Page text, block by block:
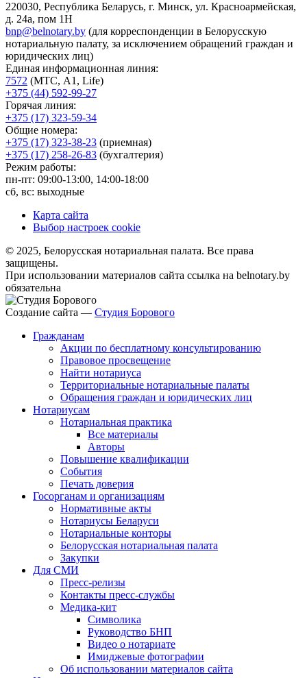
220030, Республика Беларусь, г. Минск, ул. Красноармейская,
д. 24а, пом 1Н
bnp@belnotary.by (для корреспонденции в Белорусскую
нотариальную палату, за исключением обращений граждан и
юридических лиц)
Единая информационная линия:
7572 (МТС, A1, Life)
+375 (44) 592-99-27
Горячая линия:
+375 (17) 323-59-34
Общие номера:
+375 (17) 323-38-23 (приемная)
+375 (17) 258-26-83 (бухгалтерия)
Режим работы:
пн-пт: 09:00-13:00, 14:00-18:00
сб, вс: выходные
Карта сайта
Выбор настроек cookie
© 2025, Белорусская нотариальная палата. Все права
защищены.
При использовании материалов сайта ссылка на belnotary.by
обязательна
Создание сайта — Студия Борового
Гражданам
Акции по бесплатному консультированию
Правовое просвещение
Найти нотариуса
Территориальные нотариальные палаты
Обращения граждан и юридических лиц
Нотариусам
Нотариальная практика
Все материалы
Авторы
Повышение квалификации
События
Печать доверия
Госорганам и организациям
Нормативные акты
Нотариусы Беларуси
Нотариальные конторы
Белорусская нотариальная палата
Закупки
Для СМИ
Пресс-релизы
Контакты пресс-службы
Медика-кит
Символика
Руководство БНП
Видео о нотариате
Имиджевые фотографии
Об использовании материалов сайта